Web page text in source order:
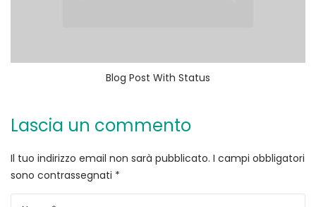
Blog Post With Status
Lascia un commento
Il tuo indirizzo email non sarà pubblicato. I campi obbligatori
sono contrassegnati *